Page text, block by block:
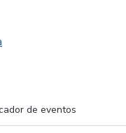
de eventos